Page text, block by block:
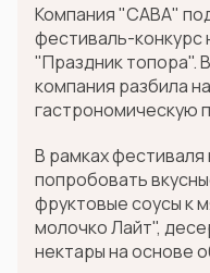
Компания "САВА"
фестиваль-
"Праздник топора".
компания разбила
гастрономическую
В рамках
попробовать
фруктовые соусы к
молочко Лайт",
нектары на основе